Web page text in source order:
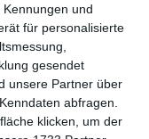
und
für personalisierte
gesendet
unsere Partner über
abfragen.
klicken, um der